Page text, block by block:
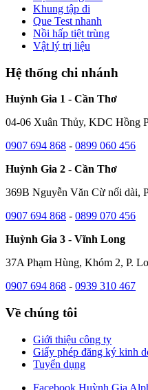
Khung tập đi
Que Test nhanh
Nồi hấp tiệt trùng
Vật lý trị liệu
Hệ thống chi nhánh
Huỳnh Gia 1 - Cần Thơ
04-06 Xuân Thủy, KDC Hồng
0907 694 868 - 0899 060 456
Huỳnh Gia 2 - Cần Thơ
369B Nguyễn Văn Cừ nối dài,
0907 694 868 - 0899 070 456
Huỳnh Gia 3 - Vĩnh Long
37A Phạm Hùng, Khóm 2, P.
0907 694 868 - 0939 310 467
Về chúng tôi
Giới thiệu công ty
Giấy phép đăng ký kinh
Tuyển dụng
Facebook Huỳnh Gia